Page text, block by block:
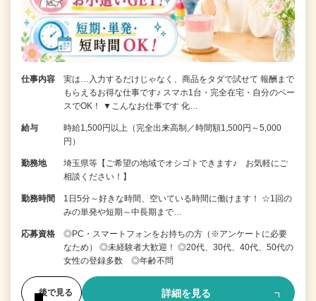
仕事内容
実は…入力するだけじゃなく、商品をタダで試せて 報酬まで
もらえるお得な仕事です♪ スマホ1台・完全在宅・自分のペー
スでOK！ ▼こんなお仕事です 化…
給与
時給1,500円以上（完全出来高制／時間額1,500円～5,000
円）
勤務地
埼玉県等【ご希望の地域でオシゴトできます♪ お気軽にご
相談ください！】
勤務時間
1日5分～好きな時間、空いている時間に働けます！ ☆1回の
みの単発や短期～中長期まで…
応募資格
◎PC・スマートフォンをお持ちの方（※アンケートに必要
なため） ◎未経験者大歓迎！ ◎20代、30代、40代、50代の
女性の登録多数 ◎年齢不問
後で見る 詳細を見る